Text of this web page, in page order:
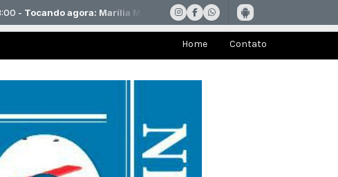
Home Contato